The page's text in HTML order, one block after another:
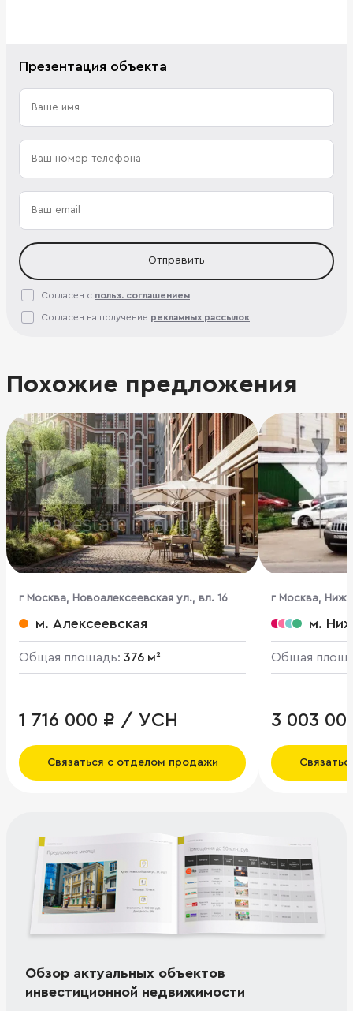
Презентация объекта
Отправить
Согласен с польз. соглашением
Согласен на получение рекламных рассылок
Похожие предложения
г Москва, Новоалексеевская ул., вл. 16
м. Алексеевская
Общая площадь: 376 м²
1 716 000 ₽ / УСН
Связаться с отделом продажи
г Москва,
м.
Общая
3 003
Обзор актуальных объектов
инвестиционной недвижимости